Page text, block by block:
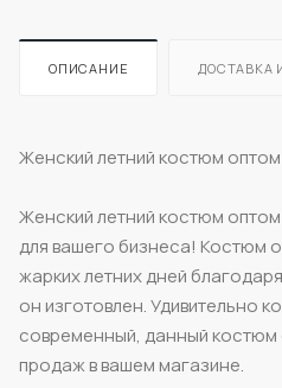
ОПИСАНИЕ ДОСТАВКА
Женский летний костюм оптом
Женский летний костюм
для вашего бизнеса! Костюм
жарких летних дней
он изготовлен. Удивительно
современный, данный костюм
продаж в вашем магазине.